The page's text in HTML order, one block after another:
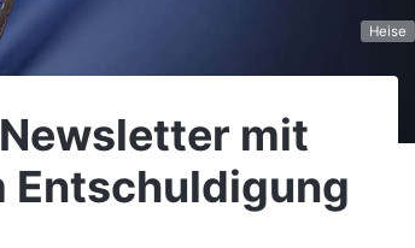
Heise
mit
Entschuldigung